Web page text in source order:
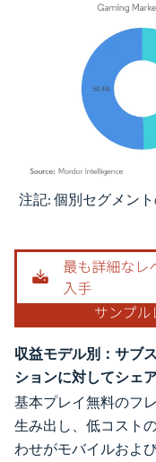
画像 © Mordor Intelligence
注記: 個別セグメン
収益モデル別：サブ
ションに対してシェ
基本プレイ無料のフ
生み出し、低コスト
わせがモバイルおよ